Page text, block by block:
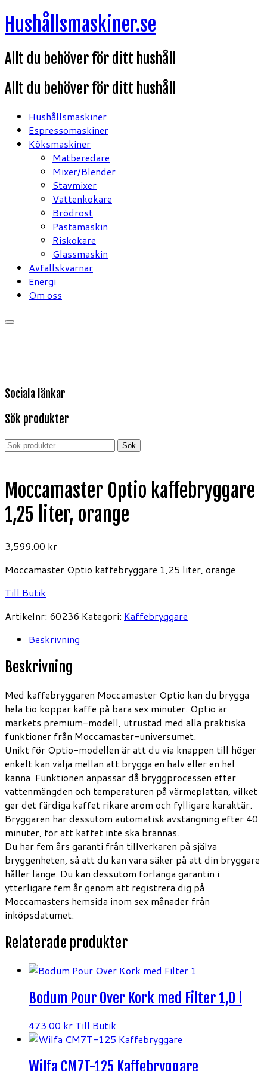
Hoppa
till
Hushållsmaskiner.se
Allt du behöver för ditt hushåll
Allt du behöver för ditt hushåll
Hushållsmaskiner
Espressomaskiner
Köksmaskiner
Matberedare
Mixer/Blender
Stavmixer
Vattenkokare
Brödrost
Pastamaskin
Riskokare
Glassmaskin
Avfallskvarnar
Energi
Om oss
Sociala länkar
Sök produkter
Sök
Sök
Moccamaster Optio kaffebryggare
1,25 liter, orange
3,599.00 kr
Moccamaster Optio kaffebryggare 1,25 liter, orange
Till Butik
Artikelnr: 60236 Kategori: Kaffebryggare
Beskrivning
Beskrivning
Med kaffebryggaren Moccamaster Optio kan du brygga
hela tio koppar kaffe på bara sex minuter. Optio är
märkets premium-modell, utrustad med alla praktiska
funktioner från Moccamaster-universumet.
Unikt för Optio-modellen är att du via knappen till höger
enkelt kan välja mellan att brygga en halv eller en hel
kanna. Funktionen anpassar då bryggprocessen efter
vattenmängden och temperaturen på värmeplattan, vilket
ger det färdiga kaffet rikare arom och fylligare karaktär.
Bryggaren har dessutom automatisk avstängning efter 40
minuter, för att kaffet inte ska brännas.
Du har fem års garanti från tillverkaren på själva
bryggenheten, så att du kan vara säker på att din bryggare
håller länge. Du kan dessutom förlänga garantin i
ytterligare fem år genom att registrera dig på
Moccamasters hemsida inom sex månader från
inköpsdatumet.
Relaterade produkter
Bodum Pour Over Kork med Filter 1,0 l
473.00 kr Till Butik
Wilfa CM7T-125 Kaffebryggare